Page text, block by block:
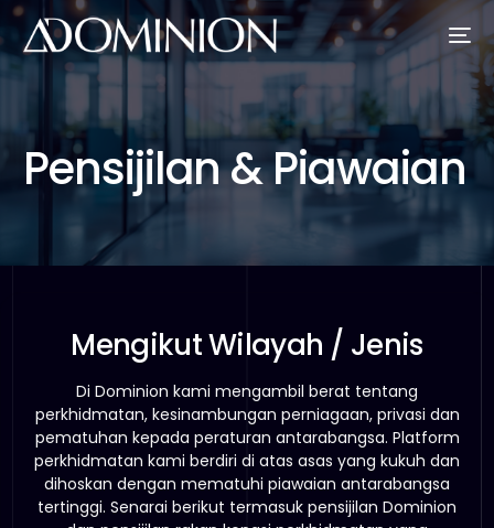
Pensijilan & Piawaian
Mengikut Wilayah / Jenis
Di Dominion kami mengambil berat tentang
perkhidmatan, kesinambungan perniagaan, privasi dan
pematuhan kepada peraturan antarabangsa. Platform
perkhidmatan kami berdiri di atas asas yang kukuh dan
dihoskan dengan mematuhi piawaian antarabangsa
tertinggi. Senarai berikut termasuk pensijilan Dominion